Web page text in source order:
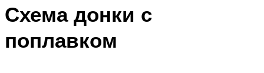
Схема донки с
поплавком